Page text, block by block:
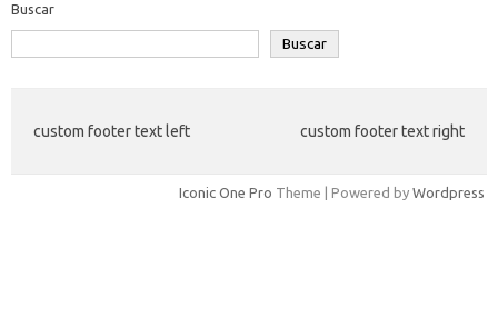
Buscar
Buscar
custom footer text left custom footer text right
Iconic One Pro Theme | Powered by Wordpress